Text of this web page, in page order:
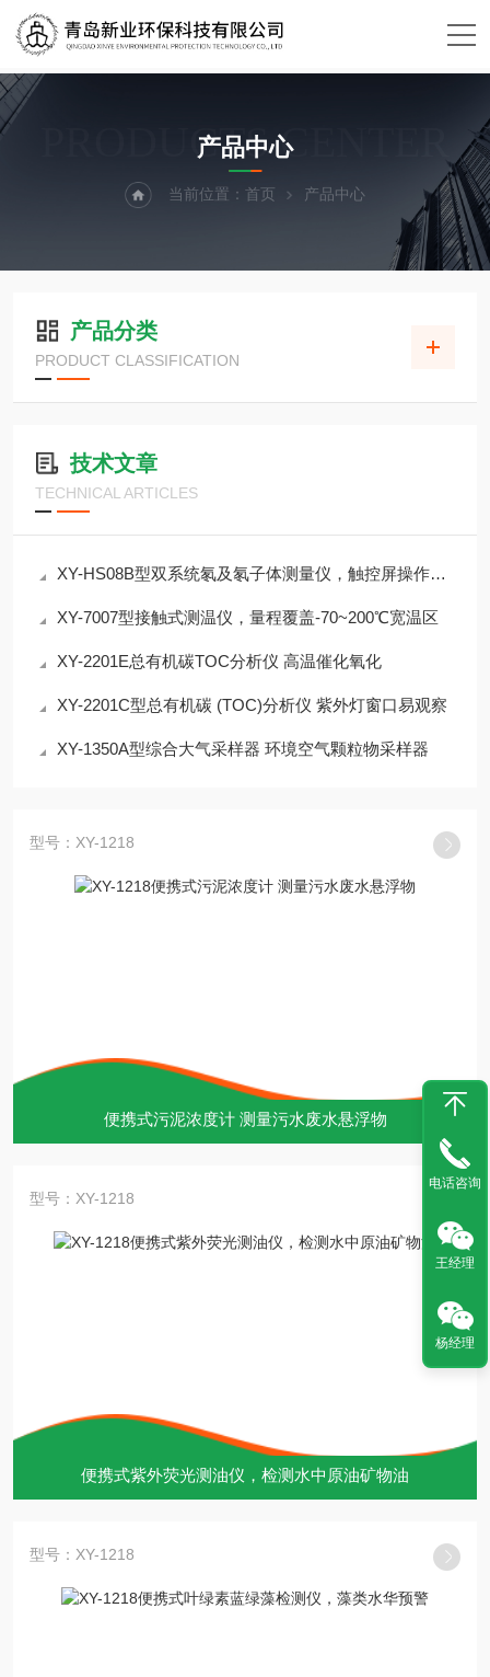
PRODUCTS CENTER
产品中心
当前位置： 首页 产品中心
产品分类
PRODUCT CLASSIFICATION
技术文章
TECHNICAL ARTICLES
XY-HS08B型双系统氡及氡子体测量仪，触控屏操作一键式标准化
XY-7007型接触式测温仪，量程覆盖-70~200℃宽温区
XY-2201E总有机碳TOC分析仪 高温催化氧化
XY-2201C型总有机碳 (TOC)分析仪 紫外灯窗口易观察
XY-1350A型综合大气采样器 环境空气颗粒物采样器
型号：XY-1218
便携式污泥浓度计 测量污水废水悬浮物
型号：XY-1218
便携式紫外荧光测油仪，检测水中原油矿物油
型号：XY-1218
电话咨询
王经理
杨经理